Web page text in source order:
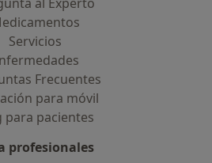
Servicios
Frecuentes
para móvil
para pacientes
profesionales